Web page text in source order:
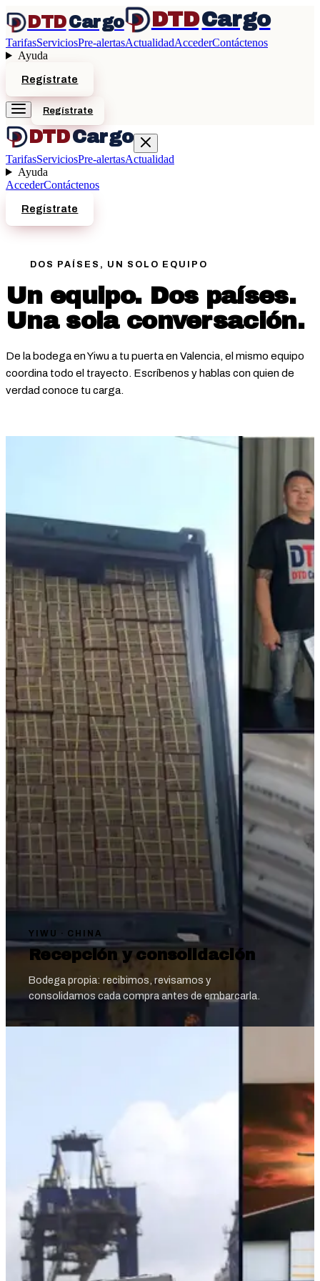
DTDCargo DTDCargo
TarifasServiciosPre-alertasActualidadAccederContáctenos
Ayuda
Regístrate
Regístrate
DTDCargo
TarifasServiciosPre-alertasActualidad
Ayuda
AccederContáctenos
Regístrate
DOS PAÍSES, UN SOLO EQUIPO
Un equipo. Dos países.
Una sola conversación.
De la bodega en Yiwu a tu puerta en Valencia, el mismo equipo
coordina todo el trayecto. Escríbenos y hablas con quien de
verdad conoce tu carga.
YIWU · CHINA
Recepción y consolidación
Bodega propia: recibimos, revisamos y
consolidamos cada compra antes de embarcarla.